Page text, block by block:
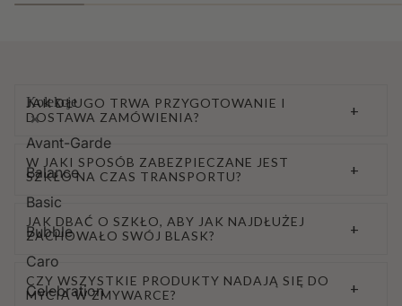
Kolekcje
Avant-Garde
Balance
Basic
Bubble
Caro
Celebration
JAK DŁUGO TRWA PRZYGOTOWANIE I
DOSTAWA ZAMÓWIENIA?
+
W JAKI SPOSÓB ZABEZPIECZANE JEST
SZKŁO NA CZAS TRANSPORTU?
+
JAK DBAĆ O SZKŁO, ABY JAK NAJDŁUŻEJ
ZACHOWAŁO SWÓJ BLASK?
+
CZY WSZYSTKIE PRODUKTY NADAJĄ SIĘ DO
MYCIA W ZMYWARCE?
+